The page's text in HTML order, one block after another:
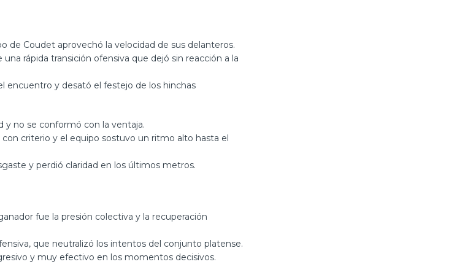
de Coudet aprovechó la velocidad de sus delanteros.
rápida transición ofensiva que dejó sin reacción a la
encuentro y desató el festejo de los hinchas
y no se conformó con la ventaja.
criterio y el equipo sostuvo un ritmo alto hasta el
y perdió claridad en los últimos metros.
fue la presión colectiva y la recuperación
que neutralizó los intentos del conjunto platense.
y muy efectivo en los momentos decisivos.